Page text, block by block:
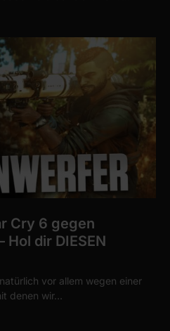
Cry 6 gegen
Hol dir DIESEN
vor allem wegen einer
denen wir…